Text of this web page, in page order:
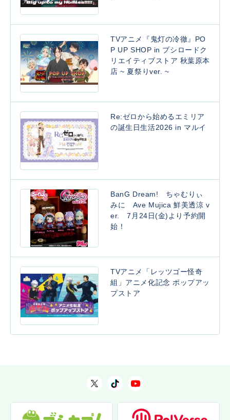
TVアニメ『鬼灯の冷徹』PO
P UP SHOP in ブシロードク
リエイティブストア 秋葉原本
店 ~ 夏祭りver. ~
Re:ゼロから始めるエミリア
の誕生日生活2026 in マルイ
BanG Dream! ちゃむりぃ
みに Ave Mujica 鮮美透涼 v
er. 7月24日(金)より予約開
始！
TVアニメ「レッツゴー怪奇
組」アニメ化記念 ポップアッ
プストア